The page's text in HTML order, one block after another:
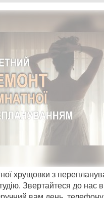
хрущовки з
Звертайтеся до нас